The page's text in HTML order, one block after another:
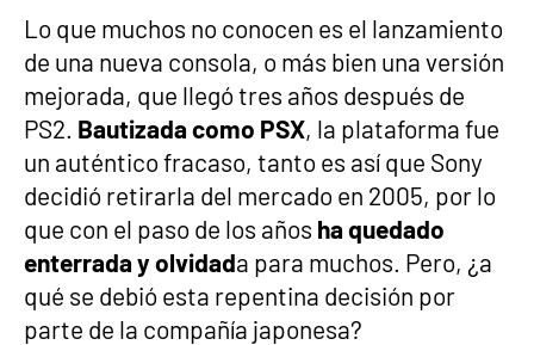
Lo que muchos no conocen es el lanzamiento
de una nueva consola, o más bien una versión
mejorada, que llegó tres años después de
PS2. Bautizada como PSX, la plataforma fue
un auténtico fracaso, tanto es así que Sony
decidió retirarla del mercado en 2005, por lo
que con el paso de los años ha quedado
enterrada y olvidada para muchos. Pero, ¿a
qué se debió esta repentina decisión por
parte de la compañía japonesa?